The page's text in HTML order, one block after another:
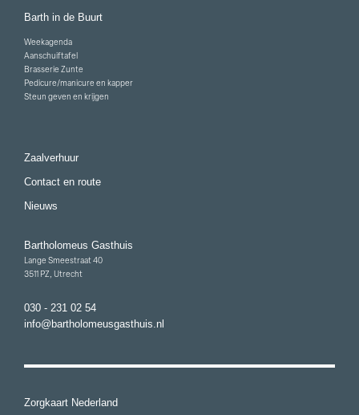
Barth in de Buurt
Weekagenda
Aanschuiftafel
Brasserie Zunte
Pedicure/manicure en kapper
Steun geven en krijgen
Zaalverhuur
Contact en route
Nieuws
Bartholomeus Gasthuis
Lange Smeestraat 40
3511 PZ, Utrecht
030 - 231 02 54
info@bartholomeusgasthuis.nl
Zorgkaart Nederland